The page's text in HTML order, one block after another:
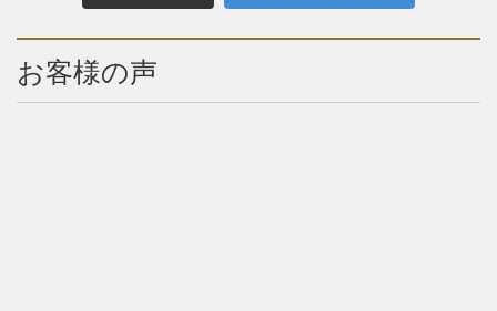
お客様の声